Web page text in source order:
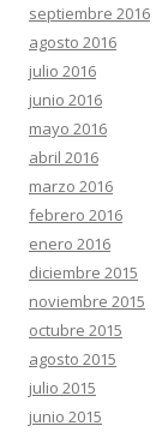
septiembre 2016
agosto 2016
julio 2016
junio 2016
mayo 2016
abril 2016
marzo 2016
febrero 2016
enero 2016
diciembre 2015
noviembre 2015
octubre 2015
agosto 2015
julio 2015
junio 2015